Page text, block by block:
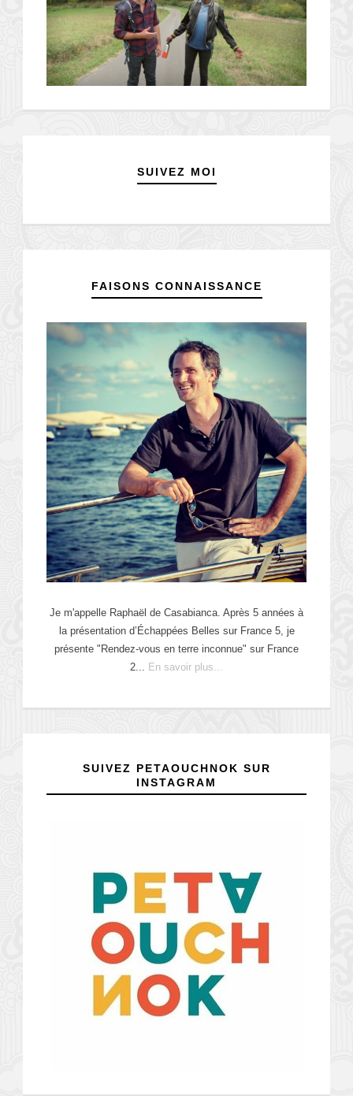
SUIVEZ MOI
FAISONS CONNAISSANCE
Je m'appelle Raphaël de Casabianca. Après 5 années à
la présentation d’Échappées Belles sur France 5, je
présente "Rendez-vous en terre inconnue" sur France
2... En savoir plus...
SUIVEZ PETAOUCHNOK SUR
INSTAGRAM